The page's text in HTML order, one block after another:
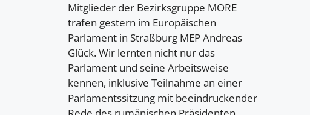
Mitglieder der Bezirksgruppe MORE
trafen gestern im Europäischen
Parlament in Straßburg MEP Andreas
Glück. Wir lernten nicht nur das
Parlament und seine Arbeitsweise
kennen, inklusive Teilnahme an einer
Parlamentssitzung mit beeindruckender